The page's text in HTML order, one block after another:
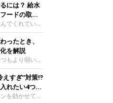
には？ 給水
ードの取り
でくれていま
が涼しいこ
まないこと
ためには、給
から水分を摂
。今回は獣医
を摂らせるた
教えていただ
猫の好みにね
ったとき、
を解説
もより弱い、
、ふだんと違
。 そんなと
を確認したら
猫の鳴き方が
えすぎ”対策⁉
れたい4つの
を効かせて室